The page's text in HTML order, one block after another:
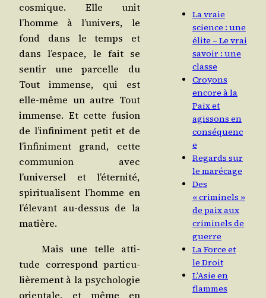
cos­mique. Elle unit
l’homme à l’univers, le
fond dans le temps et
dans l’espace, le fait se
sen­tir une par­celle du
Tout immense, qui est
elle-même un autre Tout
immense. Et cette fusion
de l’infiniment petit et de
l’infiniment grand, cette
com­mu­nion avec
l’universel et l’éternité,
spi­ri­tua­lisent l’homme en
l’élevant au-des­sus de la
matière.
Mais une telle atti­
tude cor­res­pond par­ti­cu­
liè­re­ment à la psy­cho­lo­gie
orien­tale, et même en
La vraie
science : une
élite – Le vrai
savoir : une
classe
Croyons
encore à la
Paix et
agissons en
conséquenc
e
Regards sur
le marécage
Des
« criminels »
de paix aux
criminels de
guerre
La Force et
le Droit
L’Asie en
flammes